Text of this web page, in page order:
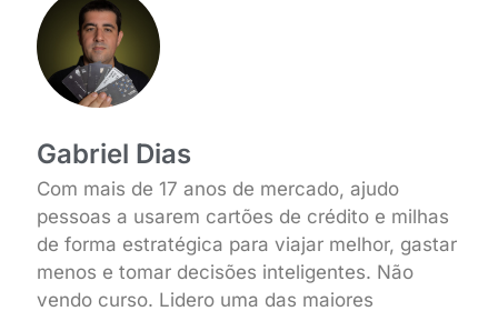
Gabriel Dias
Com mais de 17 anos de mercado, ajudo
pessoas a usarem cartões de crédito e milhas
de forma estratégica para viajar melhor, gastar
menos e tomar decisões inteligentes. Não
vendo curso. Lidero uma das maiores